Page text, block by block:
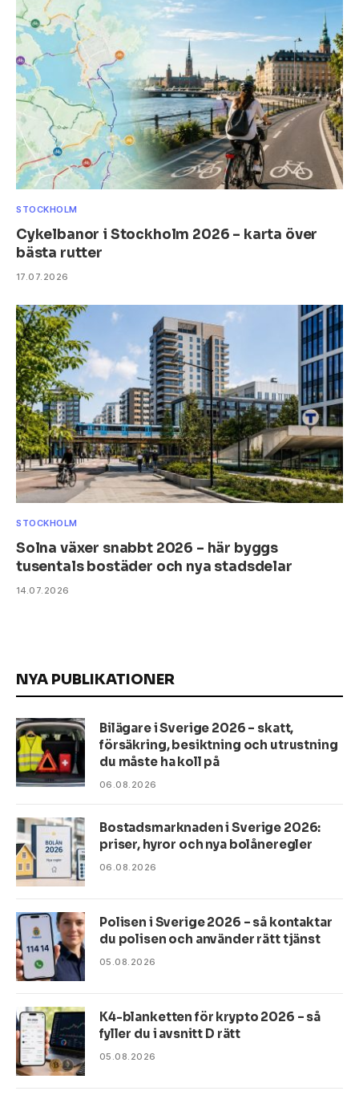
STOCKHOLM
Cykelbanor i Stockholm 2026 – karta över
bästa rutter
17.07.2026
STOCKHOLM
Solna växer snabbt 2026 – här byggs
tusentals bostäder och nya stadsdelar
14.07.2026
NYA PUBLIKATIONER
Bilägare i Sverige 2026 – skatt,
försäkring, besiktning och utrustning
du måste ha koll på
06.08.2026
Bostadsmarknaden i Sverige 2026:
priser, hyror och nya bolåneregler
06.08.2026
Polisen i Sverige 2026 – så kontaktar
du polisen och använder rätt tjänst
05.08.2026
K4-blanketten för krypto 2026 – så
fyller du i avsnitt D rätt
05.08.2026